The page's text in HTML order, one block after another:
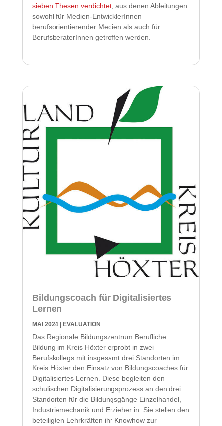
sieben Thesen verdichtet, aus denen Ableitungen
sowohl für Medien-EntwicklerInnen
berufsorientierender Medien als auch für
BerufsberaterInnen getroffen werden.
Bildungscoach für Digitalisiertes
Lernen
MAI 2024| EVALUATION
Das Regionale Bildungszentrum Berufliche
Bildung im Kreis Höxter erprobt in zwei
Berufskollegs mit insgesamt drei Standorten im
Kreis Höxter den Einsatz von Bildungscoaches für
Digitalisiertes Lernen. Diese begleiten den
schulischen Digitalisierungsprozess an den drei
Standorten für die Bildungsgänge Einzelhandel,
Industriemechanik und Erzieher:in. Sie stellen den
beteiligten Lehrkräften ihr Knowhow zur